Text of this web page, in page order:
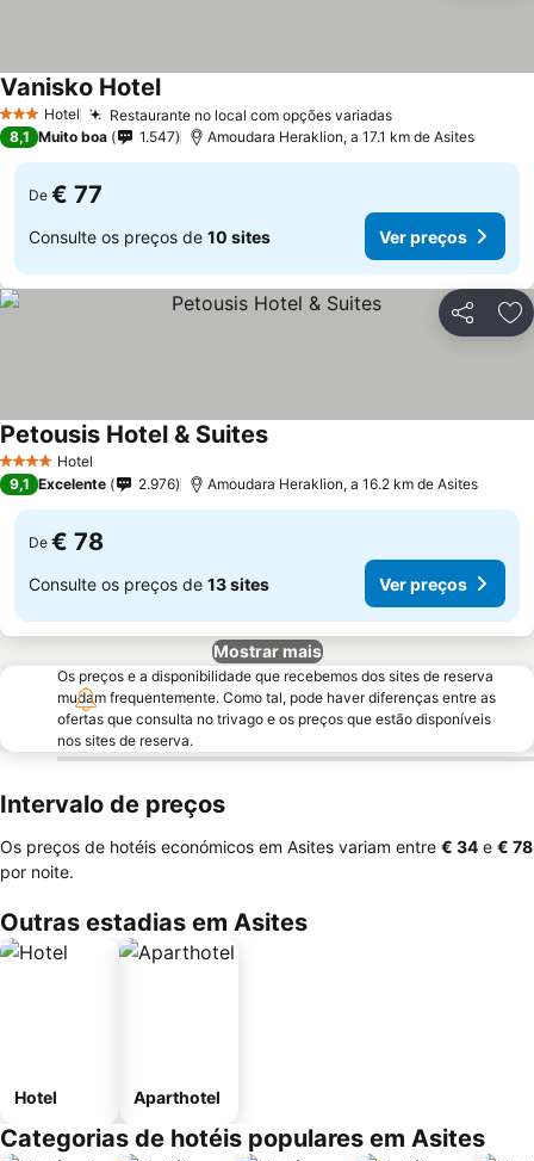
3 EstrelasHotel Restaurante no local com opções variadas
Vanisko Hotel
8,1 Muito boa 1.547 Amoudara Heraklion, a 17.1 km de Asites
De € 77
Consulte os preços de 10 sites Ver preços
Partilhar
4 EstrelasHotel
Petousis Hotel & Suites
9,1 Excelente 2.976 Amoudara Heraklion, a 16.2 km de Asites
De € 78
Consulte os preços de 13 sites Ver preços
Mostrar mais
Os preços e a disponibilidade que recebemos dos sites de reserva
mudam frequentemente. Como tal, pode haver diferenças entre as
ofertas que consulta no trivago e os preços que estão disponíveis
nos sites de reserva.
Intervalo de preços
Os preços de hotéis económicos em Asites variam entre ‎€ 34 e ‎€ 78
por noite.
Outras estadias em Asites
Hotel Aparthotel
Categorias de hotéis populares em Asites